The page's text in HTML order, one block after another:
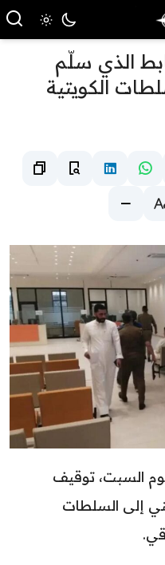
الذي سلّم
الكويتية
السبت، توقيف
إلى السلطات